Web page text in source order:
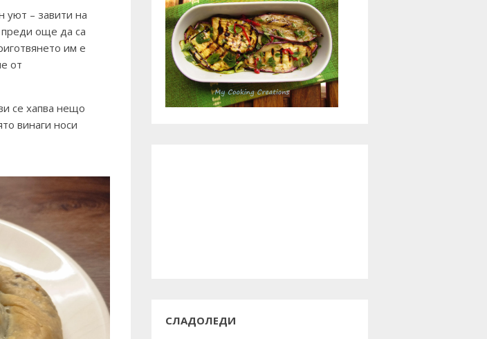
уют – завити на
преди още да са
им е
от
се хапва нещо
винаги носи
СЛАДОЛЕДИ